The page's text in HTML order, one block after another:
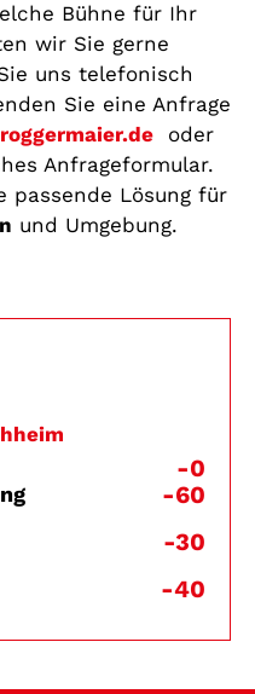
Bühne für Ihr
wir Sie gerne
uns telefonisch
Sie eine Anfrage
oder
Anfrageformular.
passende Lösung für
und Umgebung.
-0
-60
-30
-40